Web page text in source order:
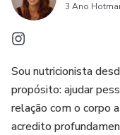
3 Ano
Sou nutricionista
propósito: ajudar
relação com o corpo
acredito